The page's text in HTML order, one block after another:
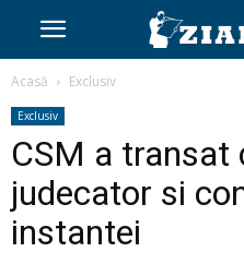
Acasă Exclusiv
Exclusiv
CSM a transat
judecator si
instantei